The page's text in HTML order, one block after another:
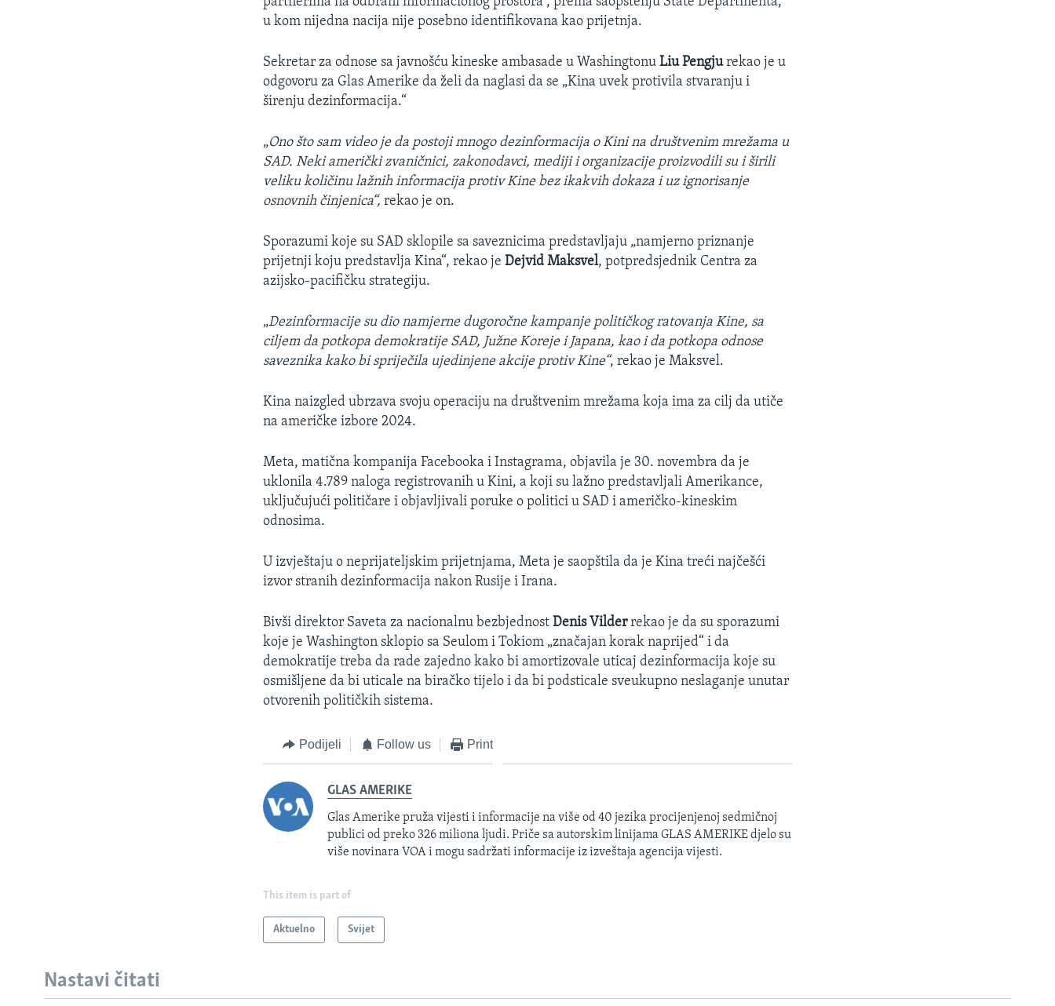
u kom nijedna nacija nije posebno identifikovana kao prijetnja.
Sekretar za odnose sa javnošću kineske ambasade u Washingtonu Liu Pengjurekao je u
odgovoru za Glas Amerike da želi da naglasi da se „Kina uvek protivila stvaranju i
širenju dezinformacija.“
„Ono što sam video je da postoji mnogo dezinformacija o Kini na društvenim mrežama u
SAD. Neki američki zvaničnici, zakonodavci, mediji i organizacije proizvodili su i širili
veliku količinu lažnih informacija protiv Kine bez ikakvih dokaza i uz ignorisanje
osnovnih činjenica“, rekao je on.
Sporazumi koje su SAD sklopile sa saveznicima predstavljaju „namjerno priznanje
prijetnji koju predstavlja Kina“, rekao je Dejvid Maksvel, potpredsjednik Centra za
azijsko-pacifičku strategiju.
„Dezinformacije su dio namjerne dugoročne kampanje političkog ratovanja Kine, sa
ciljem da potkopa demokratije SAD, Južne Koreje i Japana, kao i da potkopa odnose
saveznika kako bi spriječila ujedinjene akcije protiv Kine“, rekao je Maksvel.
Kina naizgled ubrzava svoju operaciju na društvenim mrežama koja ima za cilj da utiče
na američke izbore 2024.
Meta, matična kompanija Facebooka i Instagrama, objavila je 30. novembra da je
uklonila 4.789 naloga registrovanih u Kini, a koji su lažno predstavljali Amerikance,
uključujući političare i objavljivali poruke o politici u SAD i američko-kineskim
odnosima.
U izvještaju o neprijateljskim prijetnjama, Meta je saopštila da je Kina treći najčešći
izvor stranih dezinformacija nakon Rusije i Irana.
Bivši direktor Saveta za nacionalnu bezbjednostDenis Vilderrekao je da su sporazumi
koje je Washington sklopio sa Seulom i Tokiom „značajan korak naprijed“ i da
demokratije treba da rade zajedno kako bi amortizovale uticaj dezinformacija koje su
osmišljene da bi uticale na biračko tijelo i da bi podsticale sveukupno neslaganje unutar
otvorenih političkih sistema.
Podijeli Follow us Print
GLAS AMERIKE
Glas Amerike pruža vijesti i informacije na više od 40 jezika procijenjenoj sedmičnoj
publici od preko 326 miliona ljudi. Priče sa autorskim linijama GLAS AMERIKE djelo su
više novinara VOA i mogu sadržati informacije iz izveštaja agencija vijesti.
This item is part of
Aktuelno Svijet
Nastavi čitati